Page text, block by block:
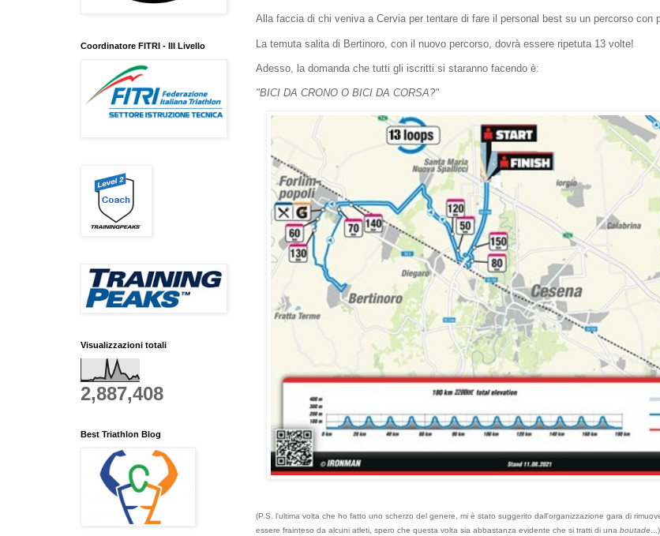
Alla faccia di chi veniva a Cervia per tentare di fare il personal best su un percorso con
La temuta salita di Bertinoro, con il nuovo percorso, dovrà essere ripetuta 13 volte!
Adesso, la domanda che tutti gli iscritti si staranno facendo è:
"BICI DA CRONO O BICI DA CORSA?"
(P.S. l'ultima volta che ho fatto uno scherzo del genere, mi è stato suggerito dall'organizzazione gara di
essere frainteso da alcuni atleti, spero che questa volta sia abbastanza evidente che si tratti di una boutade...)
Coordinatore FITRI - III Livello
Visualizzazioni totali
2,887,408
Best Triathlon Blog